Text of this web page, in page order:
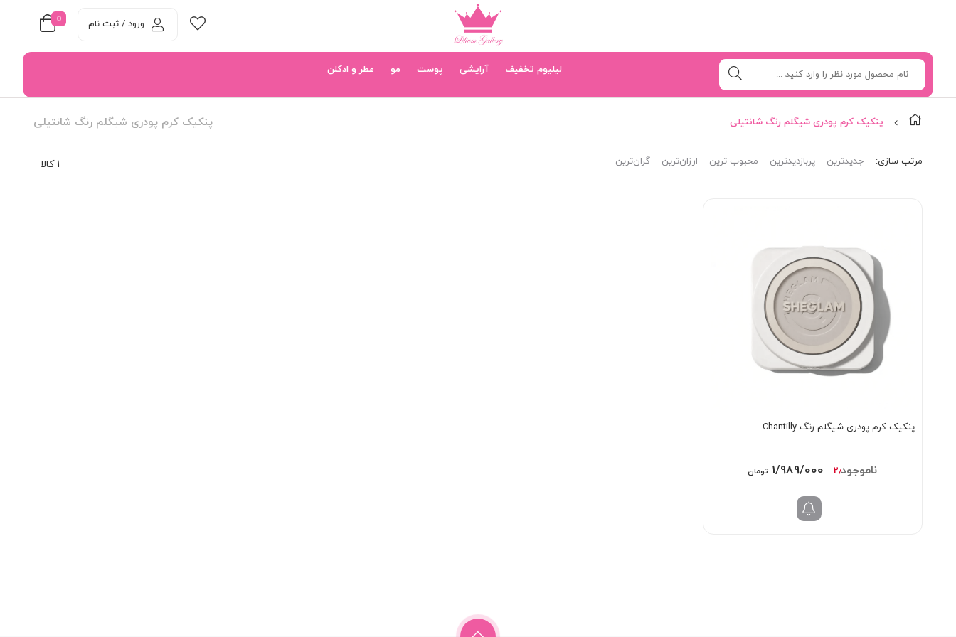
0 ورود / ثبت نام
لیلیوم تخفیف آرایشی پوست مو عطر و ادکلن
پنکیک کرم پودری شیگلم رنگ شانتیلی پنکیک کرم پودری شیگلم رنگ شانتیلی
1 کالا مرتب‌ سازی: جدیدترین پربازدیدترین محبوب ترین ارزان‌ترین گران‌ترین
پنکیک کرم پودری شیگلم رنگ Chantilly
2/398/000
قیمت
بود.
1/989/000 تومانقیمت